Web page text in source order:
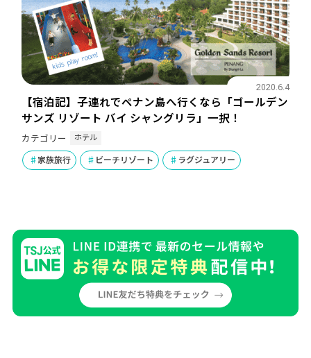
【宿泊記】子連れでペナン島へ行くなら「ゴールデン
サンズ リゾート バイ シャングリラ」一択！
2020.6.4
カテゴリー ホテル
家族旅行 ビーチリゾート ラグジュアリー